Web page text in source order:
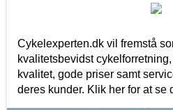
Cykelexperten.dk vil fremstå
kvalitetsbevidst
kvalitet, gode priser samt
deres kunder. Klik her for at se